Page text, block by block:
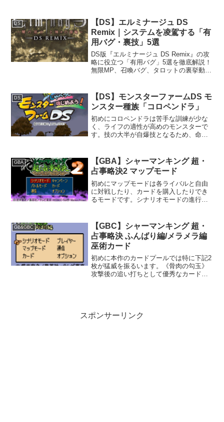
ィング後は、仲間にした魔物の種類が一
定数に達すると、...
DS
【DS】エルミナージュ DS
Remix｜システムを凌駕する「有
用バグ・裏技」5選
DS版『エルミナージュ DS Remix』の攻
略に役立つ「有用バグ」5選を徹底解説！
無限MP、召喚バグ、タロットの裏挙動、
加速させる禁断のテクニックをまとめま
した。システムの限界に挑みたい方は必
見です！
DS
【DS】モンスターファームDS モ
ンスター種族「コロペンドラ」
初めにコロペンドラは苦手な訓練が少な
く、ライフの適性が高めのモンスターで
す。技の大半が自爆技となるため、命中
ドラ」再生条件最初から再生可能です。
育成特徴ハイテクニックエ...
GBA
【GBA】シャーマンキング 超・
占事略決2 マップモード
初めにマップモードは各ライバルと自由
に対戦したり、カードを購入したりでき
るモードです。シナリオモードの進行状
的にデッキを強化する場合は、マップモ
ードでおこづかいを稼いで...
GB&GBC
【GBC】シャーマンキング 超・
占事略決 ふんばり編/メラメラ編
巫術カード
初めに本作のカードプールでは特に下記2
枚が猛威を振るいます。《骨肉の勾玉》
攻撃後の追い打ちとして優秀なカードで
スポンサーリンク